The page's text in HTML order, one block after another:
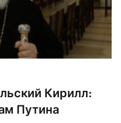
Кирилл:
Путина